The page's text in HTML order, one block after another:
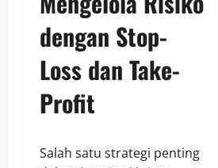
dengan Stop-
Loss dan Take-
Profit
Salah satu strategi penting